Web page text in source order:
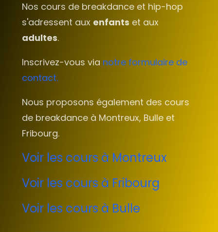
Nos cours de breakdance et hip-hop
s'adressent aux enfants et aux
adultes.
Inscrivez-vous via notre formulaire de
contact.
Nous proposons également des cours
de breakdance à Montreux, Bulle et
Fribourg.
Voir les cours à Montreux
Voir les cours à Fribourg
Voir les cours à Bulle